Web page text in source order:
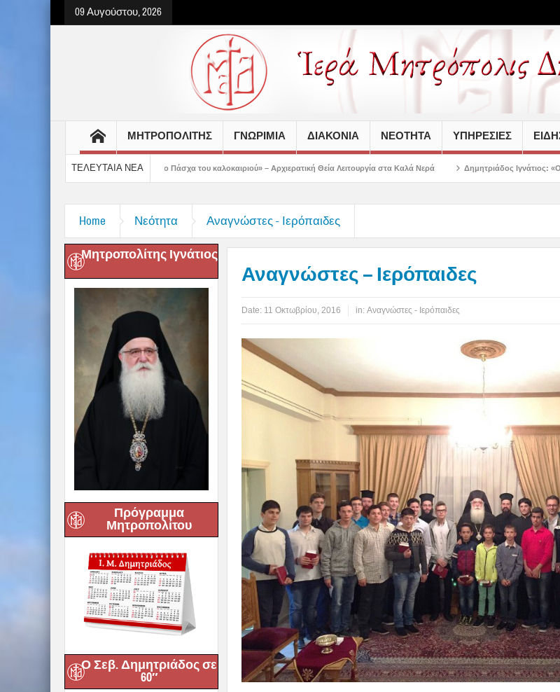
09 Αυγούστου, 2026
ΜΗΤΡΟΠΟΛΙΤΗΣ ΓΝΩΡΙΜΙΑ ΔΙΑΚΟΝΙΑ ΝΕΟΤΗΤΑ ΥΠΗΡΕΣΙΕΣ
ΤΕΛΕΥΤΑΙΑ ΝΕΑ
στο Πάσχα του καλοκαιριού» – Αρχιερατική Θεία Λειτουργία στα Καλά Νερά Δημητριάδος Ιγνάτιος: «Ο Ναός είναι ο τόπος
Home Νεότητα Αναγνώστες - Ιερόπαιδες
Μητροπολίτης Ιγνάτιος
Πρόγραμμα
Μητροπολίτου
Ο Σεβ. Δημητριάδος σε
60″
Αναγνώστες – Ιερόπαιδες
Date: 11 Οκτωβρίου, 2016 in: Αναγνώστες - Ιερόπαιδες